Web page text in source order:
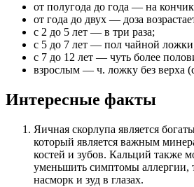
от полугода до года — на
от года до двух — доза
с 2 до 5 лет — в три раза;
с 5 до 7 лет — пол чайной
с 7 до 12 лет — чуть более
взрослым — ч. ложку без верха
Интересные факты
Яичная скорлупа является
который является важным
костей и зубов. Кальций также
уменьшить симптомы аллергии,
насморк и зуд в глазах.